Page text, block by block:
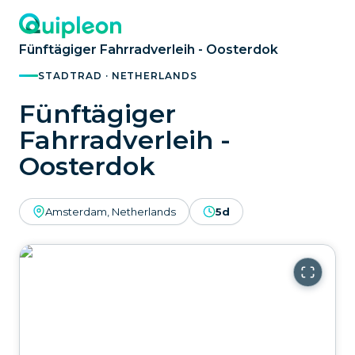
Fünftägiger Fahrradverleih - Oosterdok
STADTRAD · NETHERLANDS
Fünftägiger
Fahrradverleih -
Oosterdok
Amsterdam, Netherlands 5d